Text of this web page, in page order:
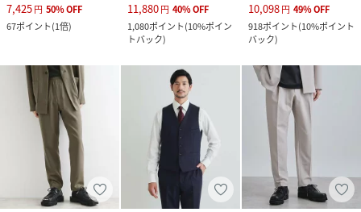
7,425円 50%OFF
67ポイント(1倍)
11,880円 40%OFF
1,080ポイント(10%ポイン
トバック)
10,098円 49%OFF
918ポイント(10%ポイント
バック)